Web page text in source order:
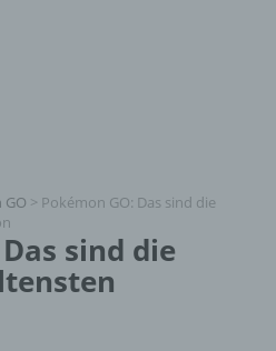
> Pokémon GO: Das sind die
sind die